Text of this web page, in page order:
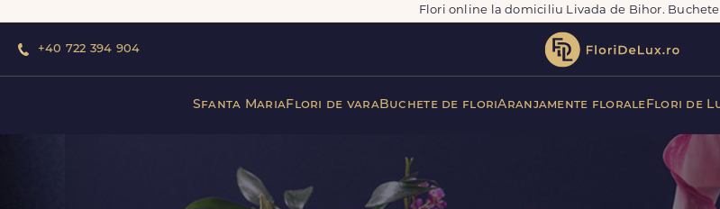
Flori online la domiciliu Livada de Bihor. Buchete
+40 722 394 904
Sfanta MariaFlori de varaBuchete de floriAranjamente florale Flori de